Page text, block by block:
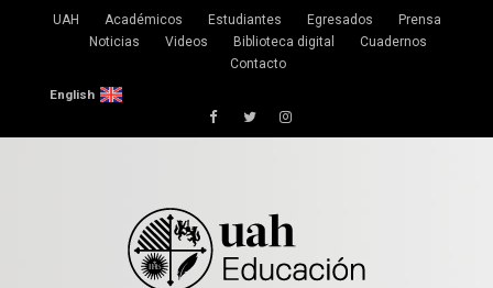
UAH Académicos Estudiantes Egresados
Prensa
Noticias
Videos Biblioteca digital
Cuadernos
Contacto
English
FacebookTwitterInstagram